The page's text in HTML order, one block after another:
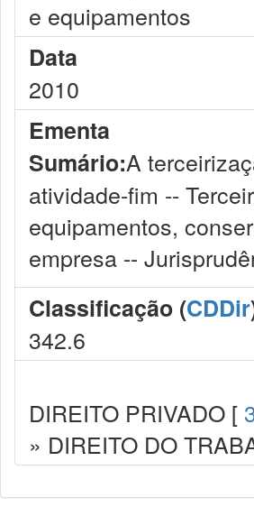
e equipamentos
Data
2010
Ementa
Sumário:A
atividade-fim --
equipamentos,
empresa --
Classificação (CDDir
342.6
DIREITO PRIVADO [
» DIREITO DO